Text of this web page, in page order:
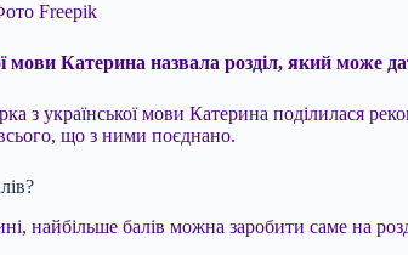
Freepik
мови Катерина назвала розділ, який може
з української мови Катерина поділилася
що з ними поєднано.
найбільше балів можна заробити саме на